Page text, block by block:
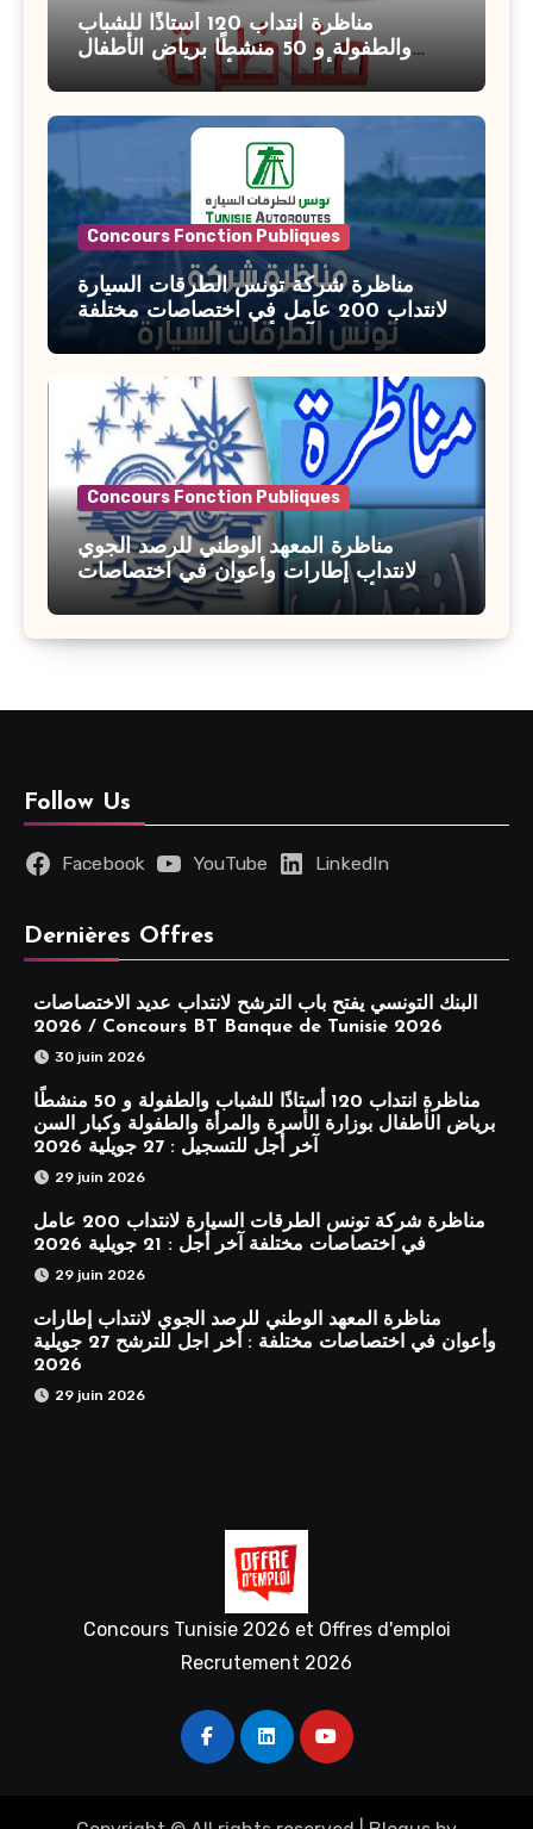
مناظرة انتداب 120 أستاذًا للشباب
والطفولة و 50 منشطًا برياض الأطفال
بوزارة الأسرة والمرأة والطفولة وكبار
Concours Fonction Publiques
مناظرة شركة تونس الطرقات السيارة
لانتداب 200 عامل في اختصاصات مختلفة
آخر أجل : 21 جويلية 2026
Concours Fonction Publiques
مناظرة المعهد الوطني للرصد الجوي
لانتداب إطارات وأعوان في اختصاصات
مختلفة : أخر اجل للترشح 27 جويلية 2026
Follow Us
Facebook YouTube LinkedIn
Dernières Offres
البنك التونسي يفتح باب الترشح لانتداب عديد الاختصاصات
2026 / Concours BT Banque de Tunisie 2026
30 juin 2026
مناظرة انتداب 120 أستاذًا للشباب والطفولة و 50 منشطًا
برياض الأطفال بوزارة الأسرة والمرأة والطفولة وكبار السن
آخر أجل للتسجيل : 27 جويلية 2026
29 juin 2026
مناظرة شركة تونس الطرقات السيارة لانتداب 200 عامل
في اختصاصات مختلفة آخر أجل : 21 جويلية 2026
29 juin 2026
مناظرة المعهد الوطني للرصد الجوي لانتداب إطارات
وأعوان في اختصاصات مختلفة : أخر اجل للترشح 27 جويلية
2026
29 juin 2026
Concours Tunisie 2026 et Offres d'emploi
Recrutement 2026